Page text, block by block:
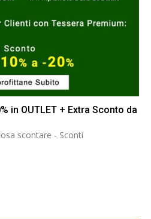
in OUTLET + Extra Sconto da
scontare - Sconti